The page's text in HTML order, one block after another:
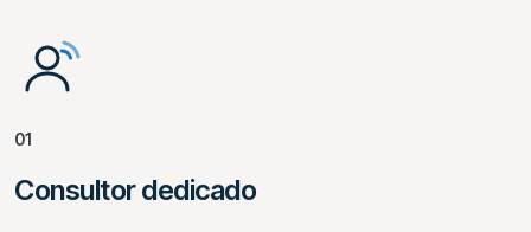
01
Consultor dedicado